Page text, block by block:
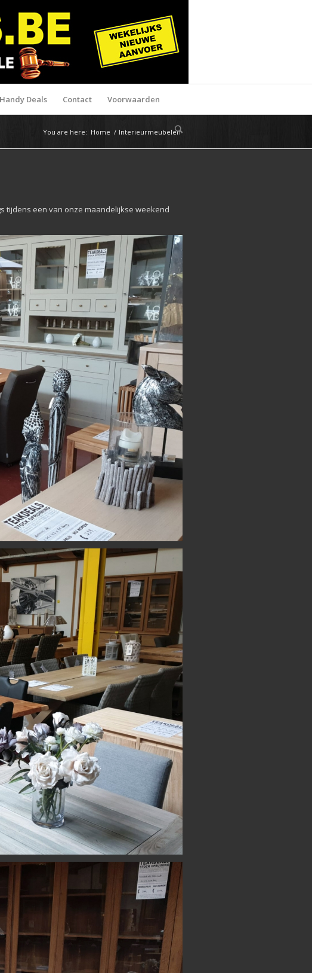
Handy Deals Contact Voorwaarden
You are here: Home / Interieurmeubelen
tijdens een van onze maandelijkse weekend